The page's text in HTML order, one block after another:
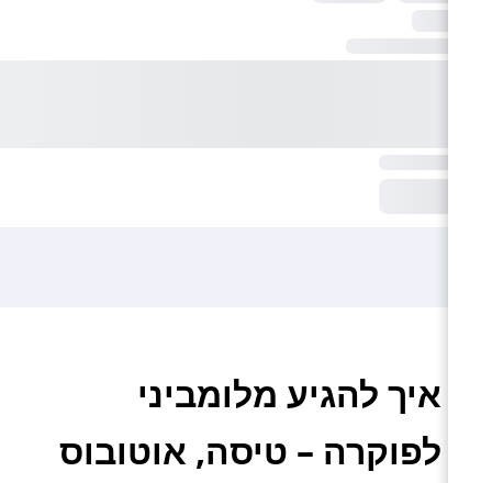
איך להגיע מלומביני
לפוקרה – טיסה, אוטובוס